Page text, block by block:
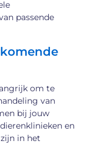
passende
om te
van
bij jouw
en
in het